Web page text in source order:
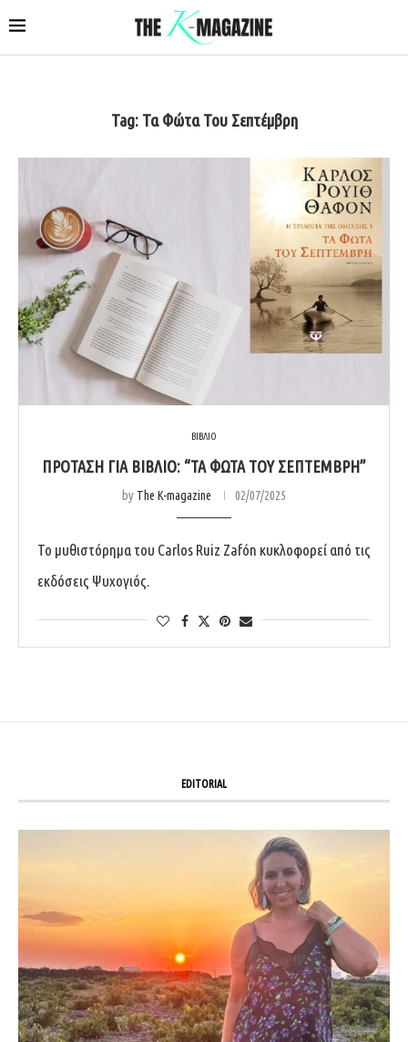
Tag: Τα Φώτα Του Σεπτέμβρη
ΒΙΒΛΙΟ
ΠΡΌΤΑΣΗ ΓΙΑ ΒΙΒΛΊΟ: “ΤΑ ΦΏΤΑ ΤΟΥ ΣΕΠΤΈΜΒΡΗ”
by The K-magazine 02/07/2025
Το μυθιστόρημα του Carlos Ruiz Zafón κυκλοφορεί από τις
εκδόσεις Ψυχογιός.
EDITORIAL